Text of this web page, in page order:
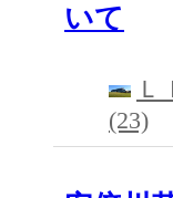
いて
Ｌ
(23)